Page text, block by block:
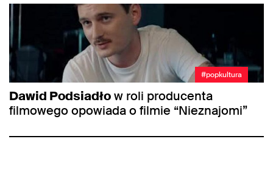
#popkultura
Dawid Podsiadłow roli producenta
filmowego opowiada o filmie “Nieznajomi”